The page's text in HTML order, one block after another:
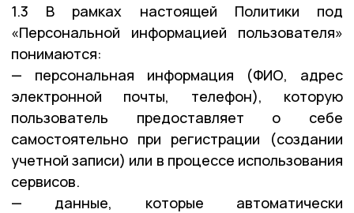
1.3 В рамках настоящей Политики под
«Персональной информацией пользователя»
понимаются:
— персональная информация (ФИО, адрес
электронной почты, телефон), которую
пользователь предоставляет о себе
самостоятельно при регистрации (создании
учетной записи) или в процессе использования
сервисов.
— данные, которые автоматически